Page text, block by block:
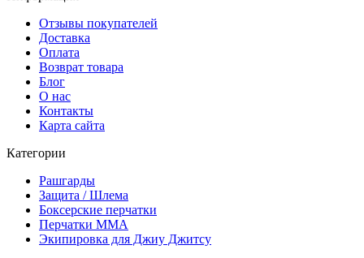
Отзывы покупателей
Доставка
Оплата
Возврат товара
Блог
О нас
Контакты
Карта сайта
Категории
Рашгарды
Защита / Шлема
Боксерские перчатки
Перчатки ММА
Экипировка для Джиу Джитсу